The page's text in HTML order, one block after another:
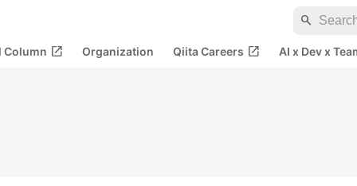
search
Column open_in_new Organization Qiita Careers open_in_new AI x Dev x